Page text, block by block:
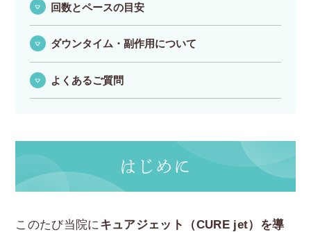
回数とペースの目安
ダウンタイム・副作用について
よくあるご質問
はじめに
このたび当院に キュアジェット（CURE jet）を導